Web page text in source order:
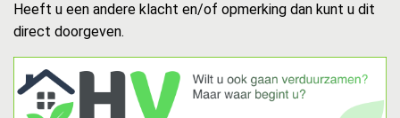
Heeft u een andere klacht en/of opmerking dan kunt u dit
direct doorgeven.